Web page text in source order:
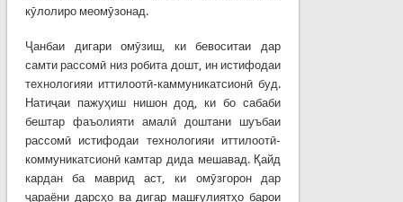
кӯлолиро меомӯзонад.
Ҷанбаи дигари омӯзиш, ки бевоситаи дар
самти рассомӣ низ робита дошт, ин истифодаи
технологияи иттилоотӣ-каммуникатсионӣ буд.
Натиҷаи пажуҳиш нишон дод, ки бо сабаби
бештар фаъолияти амалӣ доштани шуъбаи
рассомӣ истифодаи технологияи иттилоотӣ-
коммуникатсионӣ камтар дида мешавад. Қайд
кардан ба маврид аст, ки омӯзгорон дар
ҷараёни дарсҳо ва дигар машғулиятҳо барои